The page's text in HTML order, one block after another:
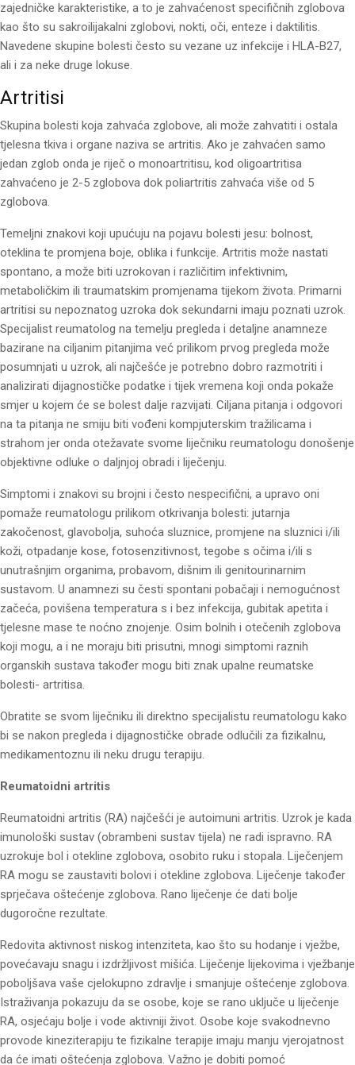
zajedničke karakteristike, a to je zahvaćenost specifičnih zglobova
kao što su sakroilijakalni zglobovi, nokti, oči, enteze i daktilitis.
Navedene skupine bolesti često su vezane uz infekcije i HLA-B27,
ali i za neke druge lokuse.
Artritisi
Skupina bolesti koja zahvaća zglobove, ali može zahvatiti i ostala
tjelesna tkiva i organe naziva se artritis. Ako je zahvaćen samo
jedan zglob onda je riječ o monoartritisu, kod oligoartritisa
zahvaćeno je 2-5 zglobova dok poliartritis zahvaća više od 5
zglobova.
Temeljni znakovi koji upućuju na pojavu bolesti jesu: bolnost,
oteklina te promjena boje, oblika i funkcije. Artritis može nastati
spontano, a može biti uzrokovan i različitim infektivnim,
metaboličkim ili traumatskim promjenama tijekom života. Primarni
artritisi su nepoznatog uzroka dok sekundarni imaju poznati uzrok.
Specijalist reumatolog na temelju pregleda i detaljne anamneze
bazirane na ciljanim pitanjima već prilikom prvog pregleda može
posumnjati u uzrok, ali najčešće je potrebno dobro razmotriti i
analizirati dijagnostičke podatke i tijek vremena koji onda pokaže
smjer u kojem će se bolest dalje razvijati. Ciljana pitanja i odgovori
na ta pitanja ne smiju biti vođeni kompjuterskim tražilicama i
strahom jer onda otežavate svome liječniku reumatologu donošenje
objektivne odluke o daljnjoj obradi i liječenju.
Simptomi i znakovi su brojni i često nespecifični, a upravo oni
pomaže reumatologu prilikom otkrivanja bolesti: jutarnja
zakočenost, glavobolja, suhoća sluznice, promjene na sluznici i/ili
koži, otpadanje kose, fotosenzitivnost, tegobe s očima i/ili s
unutrašnjim organima, probavom, dišnim ili genitourinarnim
sustavom. U anamnezi su česti spontani pobačaji i nemogućnost
začeća, povišena temperatura s i bez infekcija, gubitak apetita i
tjelesne mase te noćno znojenje. Osim bolnih i otečenih zglobova
koji mogu, a i ne moraju biti prisutni, mnogi simptomi raznih
organskih sustava također mogu biti znak upalne reumatske
bolesti- artritisa.
Obratite se svom liječniku ili direktno specijalistu reumatologu kako
bi se nakon pregleda i dijagnostičke obrade odlučili za fizikalnu,
medikamentoznu ili neku drugu terapiju.
Reumatoidni artritis
Reumatoidni artritis (RA) najčešći je autoimuni artritis. Uzrok je kada
imunološki sustav (obrambeni sustav tijela) ne radi ispravno. RA
uzrokuje bol i otekline zglobova, osobito ruku i stopala. Liječenjem
RA mogu se zaustaviti bolovi i otekline zglobova. Liječenje također
sprječava oštećenje zglobova. Rano liječenje će dati bolje
dugoročne rezultate.
Redovita aktivnost niskog intenziteta, kao što su hodanje i vježbe,
povećavaju snagu i izdržljivost mišića. Liječenje lijekovima i vježbanje
poboljšava vaše cjelokupno zdravlje i smanjuje oštećenje zglobova.
Istraživanja pokazuju da se osobe, koje se rano uključe u liječenje
RA, osjećaju bolje i vode aktivniji život. Osobe koje svakodnevno
provode kineziterapiju te fizikalne terapije imaju manju vjerojatnost
da će imati oštećenja zglobova. Važno je dobiti pomoć